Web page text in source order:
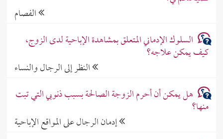
الفصام
السلوك الإدماني المتعلق بمشاهدة الإباحية لدى الزوج،
كيف يمكن علاجه؟
النظر إلى الرجال والنساء
هل يمكن أن أحرم الزوجة الصالحة بسبب ذنوبي التي تبت
منها؟
إدمان الرجال على المواقع الإباحية